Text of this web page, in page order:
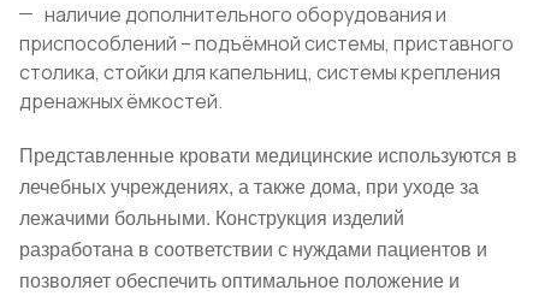
наличие дополнительного оборудования и
приспособлений – подъёмной системы, приставного
столика, стойки для капельниц, системы крепления
дренажных ёмкостей.
Представленные кровати медицинские используются в
лечебных учреждениях, а также дома, при уходе за
лежачими больными. Конструкция изделий
разработана в соответствии с нуждами пациентов и
позволяет обеспечить оптимальное положение и